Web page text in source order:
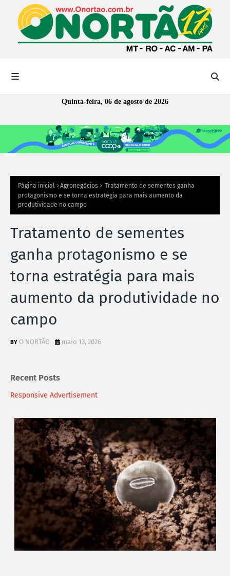
Quinta-feira, 06 de agosto de 2026
Página inicial Agronegócios
Tratamento de sementes ganha
protagonismo e se torna estratégia para mais aumento da
produtividade no campo
Tratamento de sementes
ganha protagonismo e se
torna estratégia para mais
aumento da produtividade no
campo
O NORTÃO maio 13, 2026
Recent Posts
Responsive Advertisement